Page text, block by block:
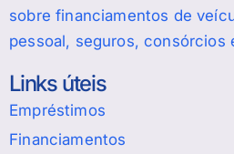
sobre financiamentos de
pessoal, seguros, consórcios
Links úteis
Empréstimos
Financiamentos